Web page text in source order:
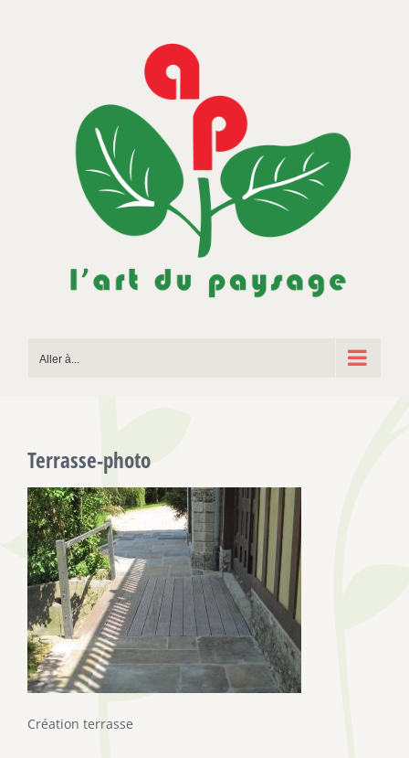
Aller à...
Terrasse-photo
Création terrasse